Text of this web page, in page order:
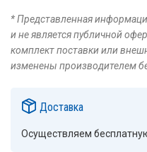
* Представленная
и не является публичной
комплект поставки или
изменены производителем
Доставка
Осуществляем